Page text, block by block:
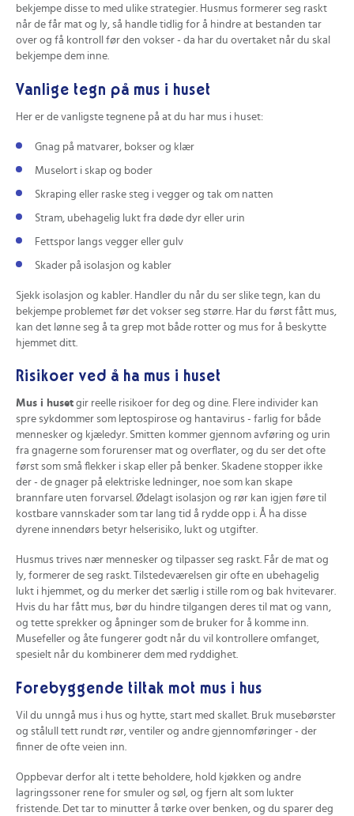
bekjempe disse to med ulike strategier. Husmus formerer seg raskt
når de får mat og ly, så handle tidlig for å hindre at bestanden tar
over og få kontroll før den vokser - da har du overtaket når du skal
bekjempe dem inne.
Vanlige tegn på mus i huset
Her er de vanligste tegnene på at du har mus i huset:
Gnag på matvarer, bokser og klær
Muselort i skap og boder
Skraping eller raske steg i vegger og tak om natten
Stram, ubehagelig lukt fra døde dyr eller urin
Fettspor langs vegger eller gulv
Skader på isolasjon og kabler
Sjekk isolasjon og kabler. Handler du når du ser slike tegn, kan du
bekjempe problemet før det vokser seg større. Har du først fått mus,
kan det lønne seg å ta grep mot både rotter og mus for å beskytte
hjemmet ditt.
Risikoer ved å ha mus i huset
Mus i huset gir reelle risikoer for deg og dine. Flere individer kan
spre sykdommer som leptospirose og hantavirus - farlig for både
mennesker og kjæledyr. Smitten kommer gjennom avføring og urin
fra gnagerne som forurenser mat og overflater, og du ser det ofte
først som små flekker i skap eller på benker. Skadene stopper ikke
der - de gnager på elektriske ledninger, noe som kan skape
brannfare uten forvarsel. Ødelagt isolasjon og rør kan igjen føre til
kostbare vannskader som tar lang tid å rydde opp i. Å ha disse
dyrene innendørs betyr helserisiko, lukt og utgifter.
Husmus trives nær mennesker og tilpasser seg raskt. Får de mat og
ly, formerer de seg raskt. Tilstedeværelsen gir ofte en ubehagelig
lukt i hjemmet, og du merker det særlig i stille rom og bak hvitevarer.
Hvis du har fått mus, bør du hindre tilgangen deres til mat og vann,
og tette sprekker og åpninger som de bruker for å komme inn.
Musefeller og åte fungerer godt når du vil kontrollere omfanget,
spesielt når du kombinerer dem med ryddighet.
Forebyggende tiltak mot mus i hus
Vil du unngå mus i hus og hytte, start med skallet. Bruk musebørster
og stålull tett rundt rør, ventiler og andre gjennomføringer - der
finner de ofte veien inn.
Oppbevar derfor alt i tette beholdere, hold kjøkken og andre
lagringssoner rene for smuler og søl, og fjern alt som lukter
fristende. Det tar to minutter å tørke over benken, og du sparer deg